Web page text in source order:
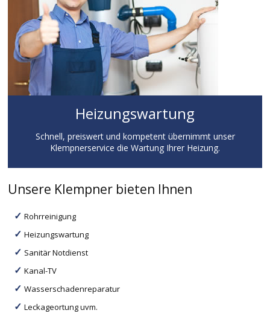
Heizungswartung
Schnell, preiswert und kompetent übernimmt unser
Klempnerservice die Wartung Ihrer Heizung.
Unsere Klempner bieten Ihnen
Rohrreinigung
Heizungswartung
Sanitär Notdienst
Kanal-TV
Wasserschadenreparatur
Leckageortung uvm.